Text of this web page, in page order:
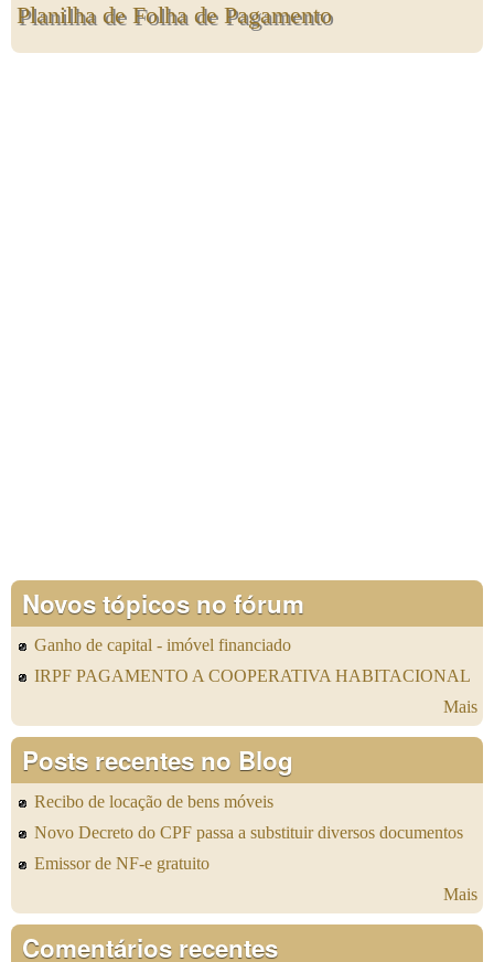
Planilha de Folha de Pagamento
Novos tópicos no fórum
Ganho de capital - imóvel financiado
IRPF PAGAMENTO A COOPERATIVA HABITACIONAL
Mais
Posts recentes no Blog
Recibo de locação de bens móveis
Novo Decreto do CPF passa a substituir diversos documentos
Emissor de NF-e gratuito
Mais
Comentários recentes